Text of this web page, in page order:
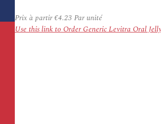
Prix à partir€4.23 Par unité
Use this link to Order Generic Levitra Oral